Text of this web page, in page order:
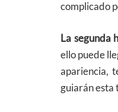
complicado
La segunda
ello puede
apariencia,
guiarán esta